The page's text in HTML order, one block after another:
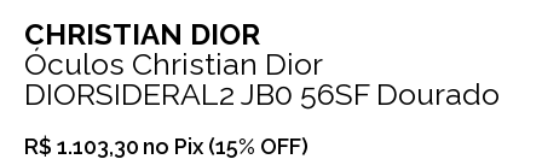
CHRISTIAN DIOR
Óculos Christian Dior
DIORSIDERAL2 JB0 56SF Dourado
R$ 1.103,30 no Pix (15% OFF)